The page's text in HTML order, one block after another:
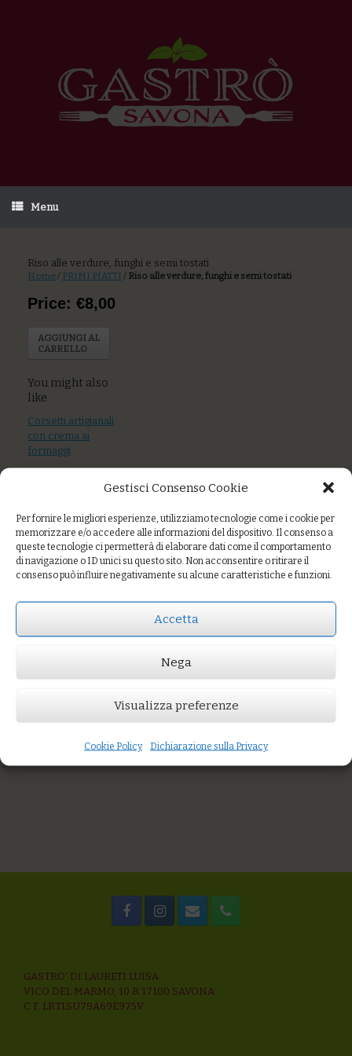
Gestisci Consenso Cookie
Per fornire le migliori esperienze, utilizziamo tecnologie come i cookie per
memorizzare e/o accedere alle informazioni del dispositivo. Il consenso a
queste tecnologie ci permetterà di elaborare dati come il comportamento
di navigazione o ID unici su questo sito. Non acconsentire o ritirare il
consenso può influire negativamente su alcune caratteristiche e funzioni.
Accetta
Nega
Visualizza preferenze
Cookie Policy Dichiarazione sulla Privacy
Menu
Riso alle verdure, funghi e semi tostati
Home / PRIMI PIATTI / Riso alle verdure, funghi e semi tostati
Orzotto ai funghi Shiitake, verdure e ricotta salata
Trofie al pesto di rucola e mandorle
Penne di grani antichi al ragù di mare e alghe del
mediterraneo
Price: €8,00
AGGIUNGI AL
CARRELLO
You might also
like
Corsetti artigianali
con crema ai
formaggi
Gnocchi con
carciofi e verdure
di stagione
GASTRO’ DI LAURETI LUISA
VICO DEL MARMO, 10 R 17100 SAVONA
C.F. LRTLSU79A69E975V